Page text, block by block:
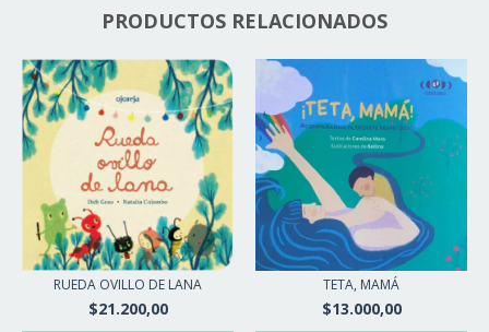
PRODUCTOS RELACIONADOS
RUEDA OVILLO DE LANA
$21.200,00
TETA, MAMÁ
$13.000,00